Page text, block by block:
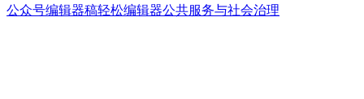
公众号编辑器稿轻松编辑器公共服务与社会治理